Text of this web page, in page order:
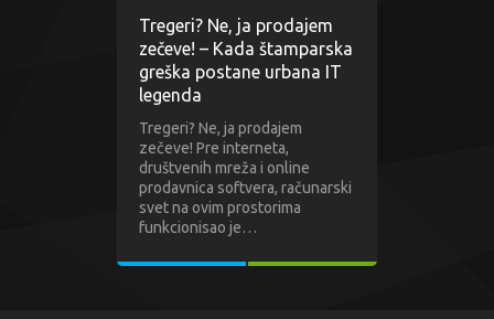
Tregeri? Ne, ja prodajem
zečeve! – Kada štamparska
greška postane urbana IT
legenda
Tregeri? Ne, ja prodajem
zečeve! Pre interneta,
društvenih mreža i online
prodavnica softvera, računarski
svet na ovim prostorima
funkcionisao je…